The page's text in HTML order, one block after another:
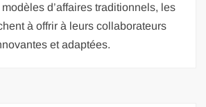
d’affaires traditionnels, les
à offrir à leurs collaborateurs
et adaptées.